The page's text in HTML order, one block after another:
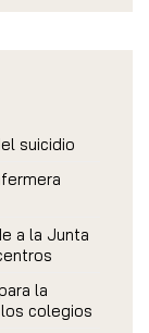
suicidio
a la Junta
la
colegios